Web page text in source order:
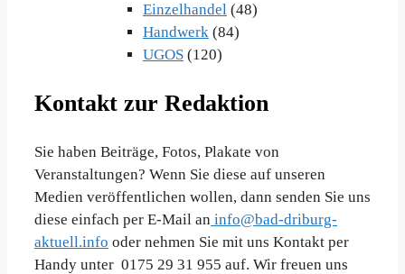
Einzelhandel (48)
Handwerk (84)
UGOS (120)
Kontakt zur Redaktion
Sie haben Beiträge, Fotos, Plakate von
Veranstaltungen? Wenn Sie diese auf unseren
Medien veröffentlichen wollen, dann senden Sie uns
diese einfach per E-Mail an info@bad-driburg-
aktuell.info oder nehmen Sie mit uns Kontakt per
Handy unter 0175 29 31 955 auf. Wir freuen uns